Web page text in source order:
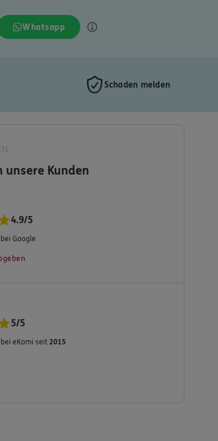
Whatsapp
Schaden melden
unsere Kunden
4.9/5
Google
5/5
eKomi seit 2015